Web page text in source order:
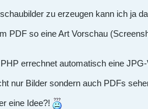
zu erzeugen kann ich ja
PDF so eine Art Vorschau
errechnet automatisch eine
nur Bilder sondern auch PDFs
eine Idee?!